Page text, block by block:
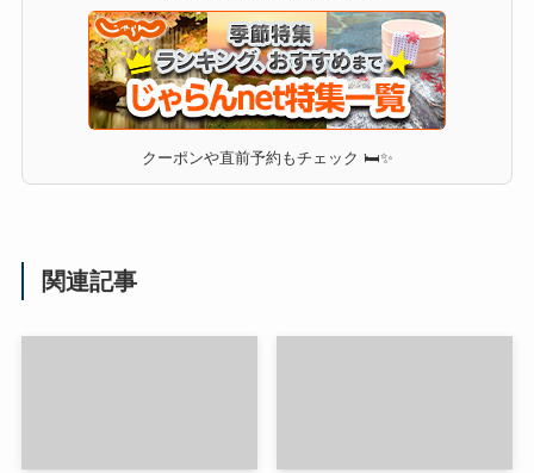
クーポンや直前予約もチェック 🛏✨
関連記事